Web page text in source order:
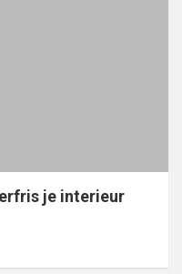
je interieur